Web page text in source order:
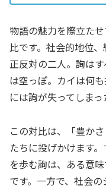
物語の魅力を際立た
比です。社会的地位
正反対の二人。詢は
は空っぽ。カイは何
には詢が失ってしまっ
この対比は、「豊か
たちに投げかけます
を歩む詢は、ある意
です。一方で、社会